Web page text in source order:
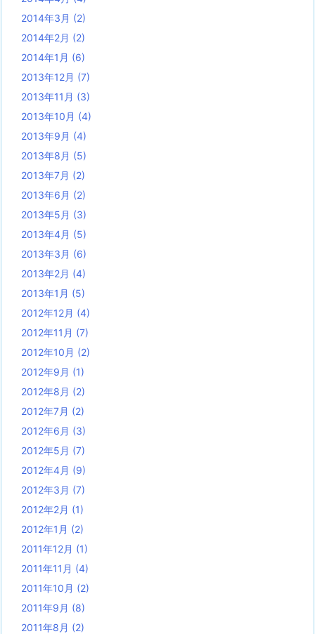
2014年3月 (2)
2014年2月 (2)
2014年1月 (6)
2013年12月 (7)
2013年11月 (3)
2013年10月 (4)
2013年9月 (4)
2013年8月 (5)
2013年7月 (2)
2013年6月 (2)
2013年5月 (3)
2013年4月 (5)
2013年3月 (6)
2013年2月 (4)
2013年1月 (5)
2012年12月 (4)
2012年11月 (7)
2012年10月 (2)
2012年9月 (1)
2012年8月 (2)
2012年7月 (2)
2012年6月 (3)
2012年5月 (7)
2012年4月 (9)
2012年3月 (7)
2012年2月 (1)
2012年1月 (2)
2011年12月 (1)
2011年11月 (4)
2011年10月 (2)
2011年9月 (8)
2011年8月 (2)